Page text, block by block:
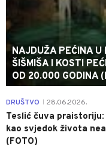
NAJDUŽA PEĆINA
ŠIŠMIŠA I KOSTI
OD 20.000 GODINA
DRUŠTVO 28.06.2026.
Teslić čuva
kao svjedok života
(FOTO)